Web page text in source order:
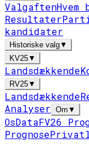
Valgaften
Resultater
kandidater
Historiske valg▼
KV25▼
Landsdækkende
RV25▼
Landsdækkende
Analyser Om ▼
OsDataFV26
Prognose